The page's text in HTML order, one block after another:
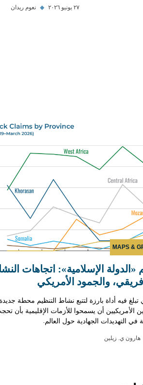
٢٧ يونيو ٢٠٢٦ ◆ نعوم ريدان
MAPS &
الإسلامية»: اتجاهات
والجمود الأمريكي
فيه أداة بارزة لتتبع نشاط التنظيم محطة
الأمريكيين أن يسمحوا للأزمات الإقليمية بأن
في التهديدات الجهادية حول العالم.
هارون ي. زيلين